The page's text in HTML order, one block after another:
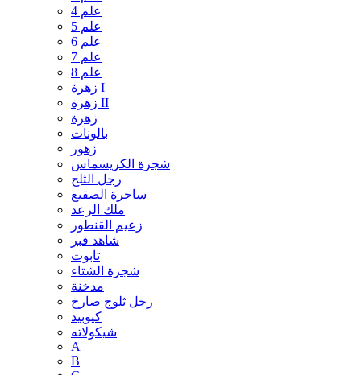
علم 4
علم 5
علم 6
علم 7
علم 8
زهرة I
زهرة II
زهرة
بالونات
زهور
شجرة الكريسماس
رجل الثلج
ساحرة الصقيع
ملك الرعد
زعيم القنطور
شاهد قبر
تابوت
شجرة الشتاء
مدخنة
رجل ثلوج صارخ
كيوبيد
شيكولاته
A
B